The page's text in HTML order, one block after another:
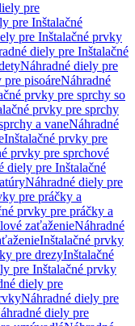
pre
pre Inštalačné
pre Inštalačné prvky
diely pre Inštalačné
Náhradné diely pre
pre pisoáreNáhradné
prvky pre sprchy so
prvky pre sprchy
a vaneNáhradné
Inštalačné prvky pre
prvky pre sprchové
diely pre Inštalačné
Náhradné diely pre
pre práčky a
prvky pre práčky a
zaťaženieNáhradné
Inštalačné prvky
pre drezyInštalačné
pre Inštalačné prvky
diely pre
Náhradné diely pre
diely pre